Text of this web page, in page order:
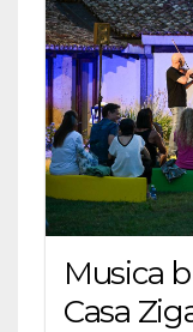
Musica
Casa